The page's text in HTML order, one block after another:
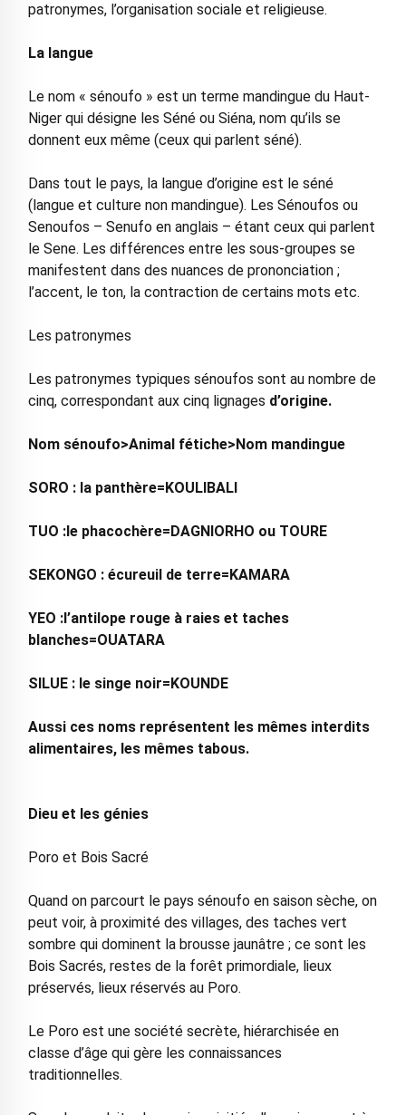
patronymes, l’organisation sociale et religieuse.
La langue
Le nom « sénoufo » est un terme mandingue du Haut-
Niger qui désigne les Séné ou Siéna, nom qu’ils se
donnent eux même (ceux qui parlent séné).
Dans tout le pays, la langue d’origine est le séné
(langue et culture non mandingue). Les Sénoufos ou
Senoufos – Senufo en anglais – étant ceux qui parlent
le Sene. Les différences entre les sous-groupes se
manifestent dans des nuances de prononciation ;
l’accent, le ton, la contraction de certains mots etc.
Les patronymes
Les patronymes typiques sénoufos sont au nombre de
cinq, correspondant aux cinq lignages d’origine.
Nom sénoufo>Animal fétiche>Nom mandingue
SORO : la panthère=KOULIBALI
TUO :le phacochère=DAGNIORHO ou TOURE
SEKONGO : écureuil de terre=KAMARA
YEO :l’antilope rouge à raies et taches
blanches=OUATARA
SILUE : le singe noir=KOUNDE
Aussi ces noms représentent les mêmes interdits
alimentaires, les mêmes tabous.
Dieu et les génies
Poro et Bois Sacré
Quand on parcourt le pays sénoufo en saison sèche, on
peut voir, à proximité des villages, des taches vert
sombre qui dominent la brousse jaunâtre ; ce sont les
Bois Sacrés, restes de la forêt primordiale, lieux
préservés, lieux réservés au Poro.
Le Poro est une société secrète, hiérarchisée en
classe d’âge qui gère les connaissances
traditionnelles.